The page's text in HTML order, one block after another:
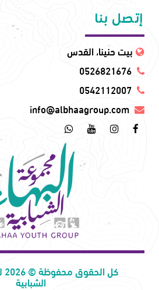
إتصل بنا
بيت حنينا، القدس
0526821676
0542112007
info@albhaagroup.com
الشبابية